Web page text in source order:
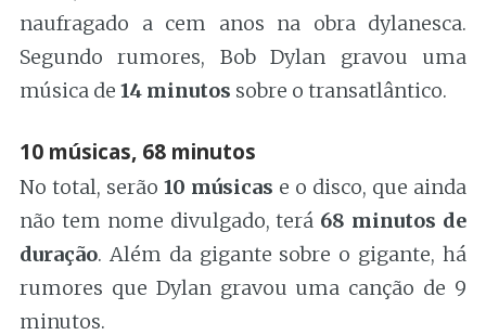
naufragado a cem anos na obra dylanesca.
Segundo rumores, Bob Dylan gravou uma
música de 14 minutos sobre o transatlântico.
10 músicas, 68 minutos
No total, serão 10 músicas e o disco, que ainda
não tem nome divulgado, terá 68 minutos de
duração. Além da gigante sobre o gigante, há
rumores que Dylan gravou uma canção de 9
minutos.